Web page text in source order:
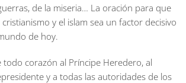
de la miseria… La oración para que
y el islam sea un factor decisivo
de hoy.
todo corazón al Príncipe Heredero, al
y a todas las autoridades de los